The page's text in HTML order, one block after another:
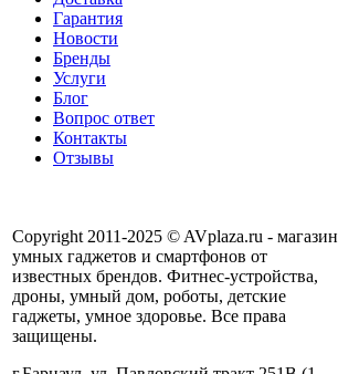
Гарантия
Новости
Бренды
Услуги
Блог
Вопрос ответ
Контакты
Отзывы
Copyright 2011-2025 © AVplaza.ru - магазин
умных гаджетов и смартфонов от
известных брендов. Фитнес-устройства,
дроны, умный дом, роботы, детские
гаджеты, умное здоровье. Все права
защищены.